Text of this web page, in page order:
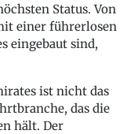
Status. Von
einer führerlosen
eingebaut sind,
ist nicht das
das die
hält. Der